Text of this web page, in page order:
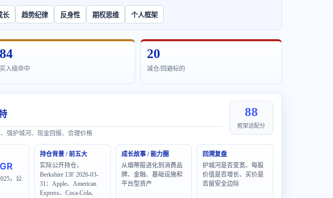
长 趋势纪律 反身性 期权思维 个人框架
84
买入级命中
20
减仓/回避标的
强护城河、现金回报、合理价格
88
框架适配分
，公
持仓背景 / 前五大
实际公开持仓，
Berkshire 13F 2026-03-
31：Apple、American
Express、Coca-Cola、
成长故事 / 能力圈
从烟蒂股进化到消费品
牌、金融、基础设施和
平台型资产
回溯复盘
护城河是否变宽、每股
价值是否增长、买价是
否留安全边际